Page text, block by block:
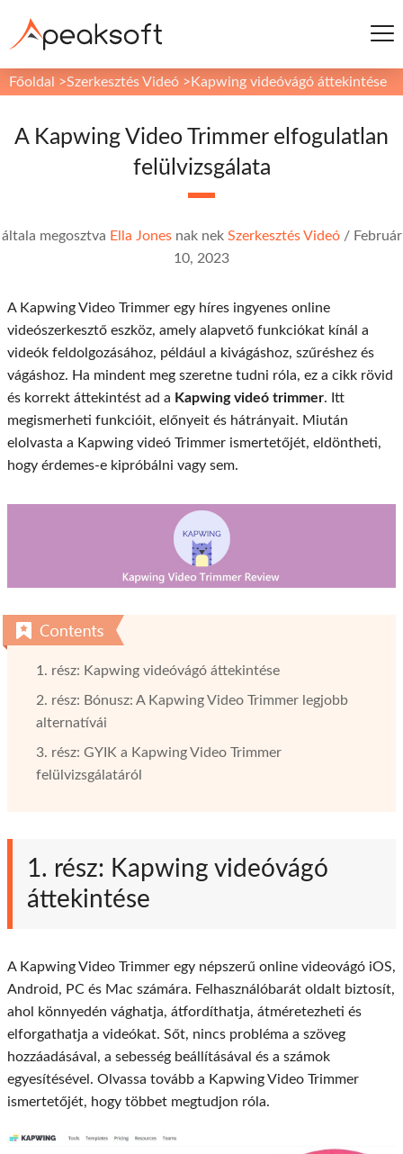
Főoldal >Szerkesztés Videó > Kapwing videóvágó áttekintése
A Kapwing Video Trimmer elfogulatlan
felülvizsgálata
általa megosztva Ella Jonesnak nek Szerkesztés Videó/ Február
10, 2023
A Kapwing Video Trimmer egy híres ingyenes online
videószerkesztő eszköz, amely alapvető funkciókat kínál a
videók feldolgozásához, például a kivágáshoz, szűréshez és
vágáshoz. Ha mindent meg szeretne tudni róla, ez a cikk rövid
és korrekt áttekintést ad a Kapwing videó trimmer. Itt
megismerheti funkcióit, előnyeit és hátrányait. Miután
elolvasta a Kapwing videó Trimmer ismertetőjét, eldöntheti,
hogy érdemes-e kipróbálni vagy sem.
1. rész: Kapwing videóvágó áttekintése
2. rész: Bónusz: A Kapwing Video Trimmer legjobb
alternatívái
3. rész: GYIK a Kapwing Video Trimmer
felülvizsgálatáról
1. rész: Kapwing videóvágó
áttekintése
A Kapwing Video Trimmer egy népszerű online videovágó iOS,
Android, PC és Mac számára. Felhasználóbarát oldalt biztosít,
ahol könnyedén vághatja, átfordíthatja, átméretezheti és
elforgathatja a videókat. Sőt, nincs probléma a szöveg
hozzáadásával, a sebesség beállításával és a számok
egyesítésével. Olvassa tovább a Kapwing Video Trimmer
ismertetőjét, hogy többet megtudjon róla.